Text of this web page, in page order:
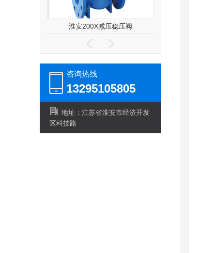
淮安蜗轮蝶阀 D371X
咨询热线
13295105805
地址：江苏省淮安市经济开发
区科技路